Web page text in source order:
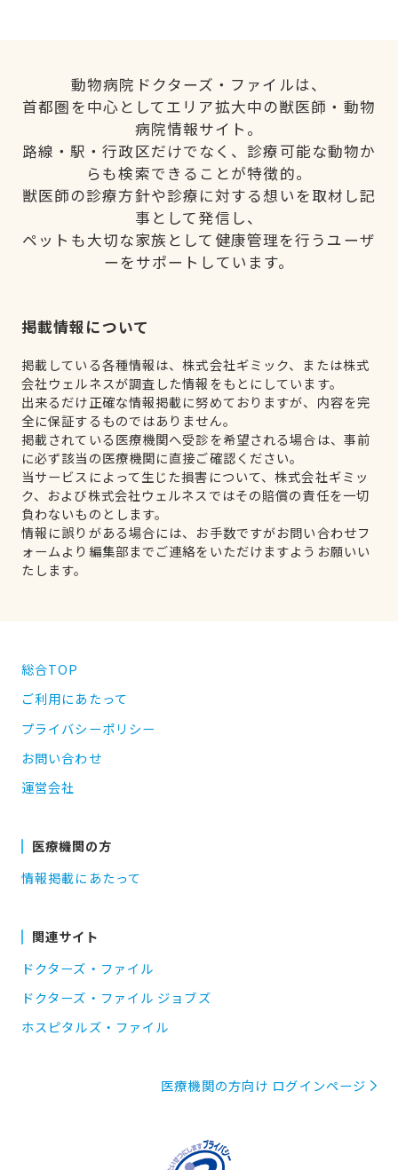
動物病院ドクターズ・ファイルは、
首都圏を中心としてエリア拡大中の獣医師・動物
病院情報サイト。
路線・駅・行政区だけでなく、診療可能な動物か
らも検索できることが特徴的。
獣医師の診療方針や診療に対する想いを取材し記
事として発信し、
ペットも大切な家族として健康管理を行うユーザ
ーをサポートしています。
掲載情報について
掲載している各種情報は、株式会社ギミック、または株式
会社ウェルネスが調査した情報をもとにしています。
出来るだけ正確な情報掲載に努めておりますが、内容を完
全に保証するものではありません。
掲載されている医療機関へ受診を希望される場合は、事前
に必ず該当の医療機関に直接ご確認ください。
当サービスによって生じた損害について、株式会社ギミッ
ク、および株式会社ウェルネスではその賠償の責任を一切
負わないものとします。
情報に誤りがある場合には、お手数ですがお問い合わせフ
ォームより編集部までご連絡をいただけますようお願いい
たします。
総合TOP
ご利用にあたって
プライバシーポリシー
お問い合わせ
運営会社
医療機関の方
情報掲載にあたって
関連サイト
ドクターズ・ファイル
ドクターズ・ファイル ジョブズ
ホスピタルズ・ファイル
医療機関の方向け ログインページ